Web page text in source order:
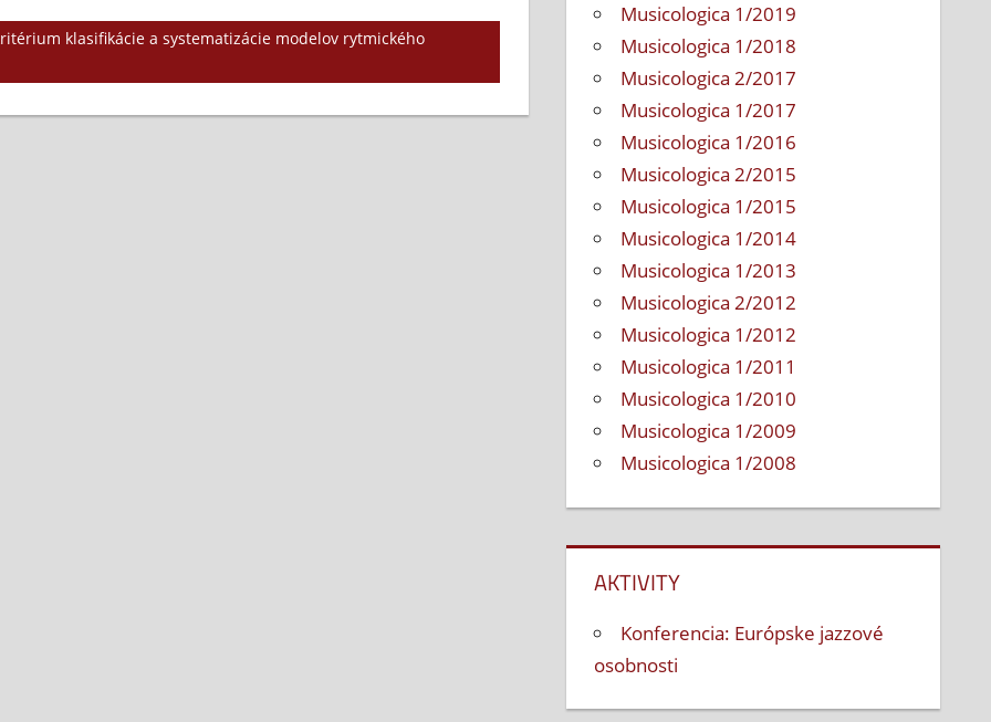
klasifikácie a systematizácie modelov rytmického
Musicologica 1/2019
Musicologica 1/2018
Musicologica 2/2017
Musicologica 1/2017
Musicologica 1/2016
Musicologica 2/2015
Musicologica 1/2015
Musicologica 1/2014
Musicologica 1/2013
Musicologica 2/2012
Musicologica 1/2012
Musicologica 1/2011
Musicologica 1/2010
Musicologica 1/2009
Musicologica 1/2008
AKTIVITY
Konferencia: Európske jazzové
osobnosti